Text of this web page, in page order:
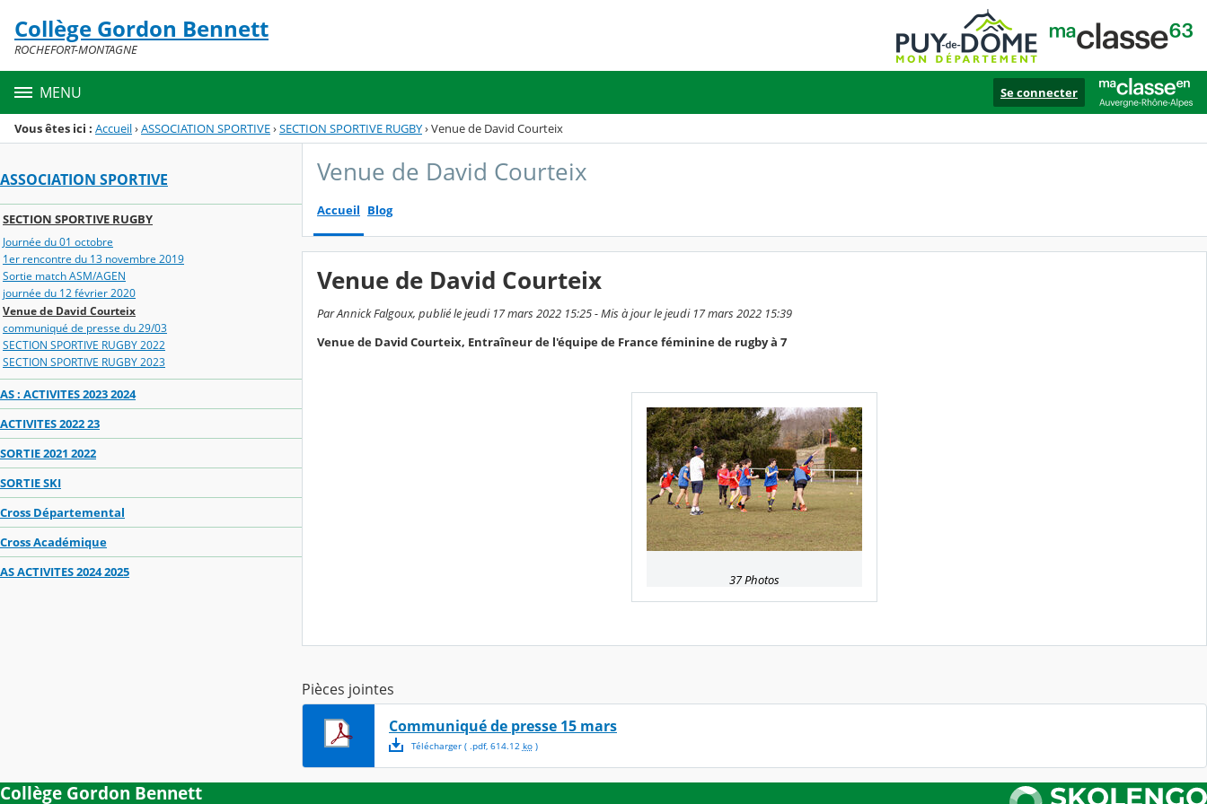
Menu de la rubrique
Contenu
Collège Gordon Bennett
ROCHEFORT-MONTAGNE
MENU Se connecter
Vous êtes ici : Accueil›ASSOCIATION SPORTIVE›SECTION SPORTIVE RUGBY›Venue de David Courteix
ASSOCIATION SPORTIVE
SECTION SPORTIVE RUGBY
Journée du 01 octobre
1er rencontre du 13 novembre 2019
Sortie match ASM/AGEN
journée du 12 février 2020
Venue de David Courteix
communiqué de presse du 29/03
SECTION SPORTIVE RUGBY 2022
SECTION SPORTIVE RUGBY 2023
AS : ACTIVITES 2023 2024
ACTIVITES 2022 23
SORTIE 2021 2022
SORTIE SKI
Cross Départemental
Cross Académique
AS ACTIVITES 2024 2025
Venue de David Courteix
Accueil Blog
Venue de David Courteix
Par Annick Falgoux, publié le jeudi 17 mars 2022 15:25 - Mis à jour le jeudi 17 mars 2022 15:39
Venue de David Courteix, Entraîneur de l'équipe de France féminine de rugby à 7
37 Photos
Pièces jointes
Communiqué de presse 15 mars
Télécharger( .pdf, 614.12 ko)
Collège Gordon Bennett